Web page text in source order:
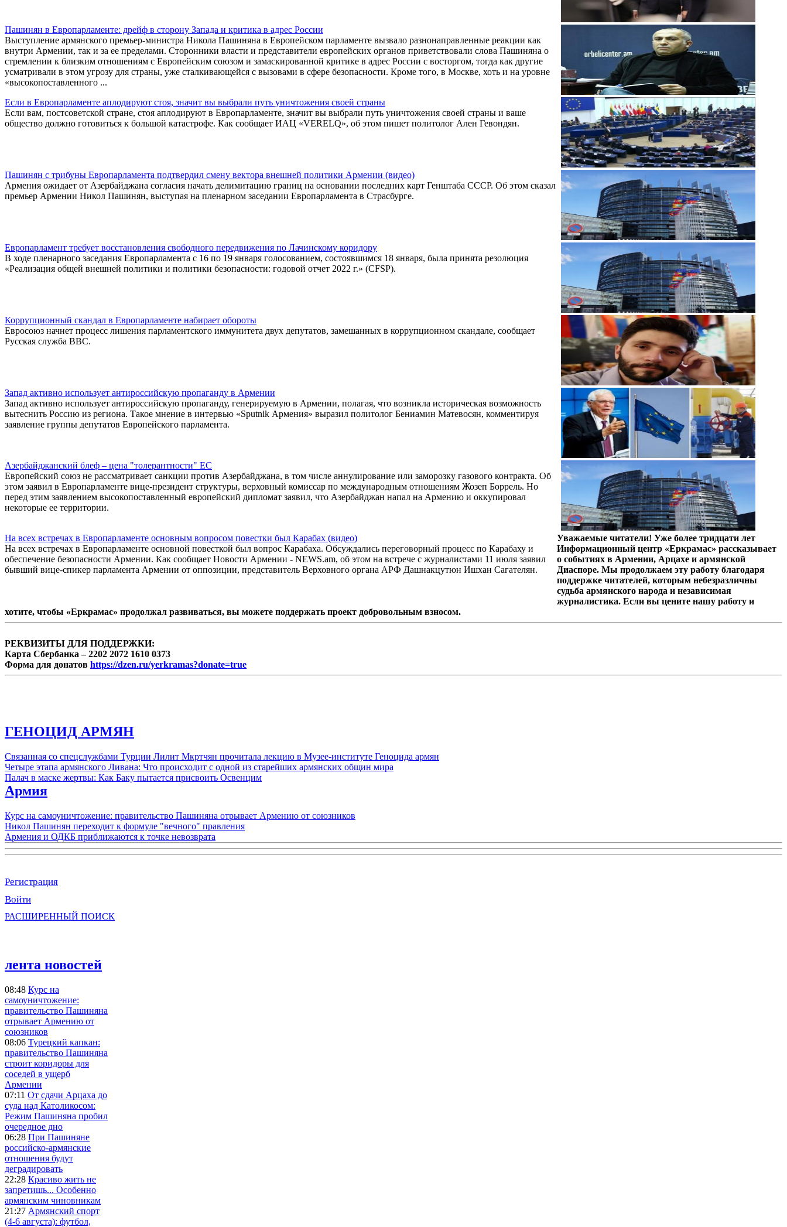
Пашинян в Европарламенте: дрейф в сторону Запада и критика в адрес России
Выступление армянского премьер-министра Никола Пашиняна в Европейском парламенте вызвало разнонаправленные реакции как
внутри Армении, так и за ее пределами. Сторонники власти и представители европейских органов приветствовали слова Пашиняна о
стремлении к близким отношениям с Европейским союзом и замаскированной критике в адрес России с восторгом, тогда как другие
усматривали в этом угрозу для страны, уже сталкивающейся с вызовами в сфере безопасности. Кроме того, в Москве, хоть и на уровне
«высокопоставленного ...
Если в Европарламенте аплодируют стоя, значит вы выбрали путь уничтожения своей страны
Если вам, постсоветской стране, стоя аплодируют в Европарламенте, значит вы выбрали путь уничтожения своей страны и ваше
общество должно готовиться к большой катастрофе. Как сообщает ИАЦ «VERELQ», об этом пишет политолог Ален Гевондян.
Пашинян с трибуны Европарламента подтвердил смену вектора внешней политики Армении (видео)
Армения ожидает от Азербайджана согласия начать делимитацию границ на основании последних карт Генштаба СССР. Об этом сказал
премьер Армении Никол Пашинян, выступая на пленарном заседании Европарламента в Страсбурге.
Европарламент требует восстановления свободного передвижения по Лачинскому коридору
В ходе пленарного заседания Европарламента с 16 по 19 января голосованием, состоявшимся 18 января, была принята резолюция
«Реализация общей внешней политики и политики безопасности: годовой отчет 2022 г.» (CFSP).
Коррупционный скандал в Европарламенте набирает обороты
Евросоюз начнет процесс лишения парламентского иммунитета двух депутатов, замешанных в коррупционном скандале, сообщает
Русская служба ВВС.
Запад активно использует антироссийскую пропаганду в Армении
Запад активно использует антироссийскую пропаганду, генерируемую в Армении, полагая, что возникла историческая возможность
вытеснить Россию из региона. Такое мнение в интервью «Sputnik Армения» выразил политолог Бениамин Матевосян, комментируя
заявление группы депутатов Европейского парламента.
Азербайджанский блеф – цена "толерантности" ЕС
Европейский союз не рассматривает санкции против Азербайджана, в том числе аннулирование или заморозку газового контракта. Об
этом заявил в Европарламенте вице-президент структуры, верховный комиссар по международным отношениям Жозеп Боррель. Но
перед этим заявлением высокопоставленный европейский дипломат заявил, что Азербайджан напал на Армению и оккупировал
некоторые ее территории.
На всех встречах в Европарламенте основным вопросом повестки был Карабах (видео)
На всех встречах в Европарламенте основной повесткой был вопрос Карабаха. Обсуждались переговорный процесс по Карабаху и
обеспечение безопасности Армении. Как сообщает Новости Армении - NEWS.am, об этом на встрече с журналистами 11 июля заявил
бывший вице-спикер парламента Армении от оппозиции, представитель Верховного органа АРФ Дашнакцутюн Ишхан Сагателян.
Уважаемые читатели! Уже более тридцати лет
Информационный центр «Еркрамас» рассказывает
о событиях в Армении, Арцахе и армянской
Диаспоре. Мы продолжаем эту работу благодаря
поддержке читателей, которым небезразличны
судьба армянского народа и независимая
журналистика. Если вы цените нашу работу и
хотите, чтобы «Еркрамас» продолжал развиваться, вы можете поддержать проект добровольным взносом.
РЕКВИЗИТЫ ДЛЯ ПОДДЕРЖКИ:
Карта Сбербанка – 2202 2072 1610 0373
Форма для донатов https://dzen.ru/yerkramas?donate=true
ГЕНОЦИД АРМЯН
Связанная со спецслужбами Турции Лилит Мкртчян прочитала лекцию в Музее-институте Геноцида армян
Четыре этапа армянского Ливана: Что происходит с одной из старейших армянских общин мира
Палач в маске жертвы: Как Баку пытается присвоить Освенцим
Армия
Курс на самоуничтожение: правительство Пашиняна отрывает Армению от союзников
Никол Пашинян переходит к формуле "вечного" правления
Армения и ОДКБ приближаются к точке невозврата
Регистрация
Войти
РАСШИРЕННЫЙ ПОИСК
лента новостей
08:48 Курс на
самоуничтожение:
правительство Пашиняна
отрывает Армению от
союзников
08:06 Турецкий капкан:
правительство Пашиняна
строит коридоры для
соседей в ущерб
Армении
07:11 От сдачи Арцаха до
суда над Католикосом:
Режим Пашиняна пробил
очередное дно
06:28 При Пашиняне
российско-армянские
отношения будут
деградировать
22:28 Красиво жить не
запретишь... Особенно
армянским чиновникам
21:27 Армянский спорт
(4-6 августа): футбол,